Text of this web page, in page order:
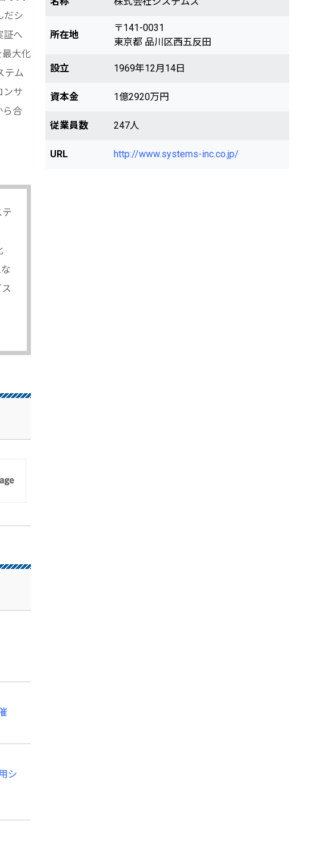
だシ
証へ
大化
テム
ンサ
ら合
シ
所在地
〒141-0031
東京都 品川区西五反田
設立 1969年12月14日
資本金 1億2920万円
従業員数 247人
URL http://www.systems-inc.co.jp/